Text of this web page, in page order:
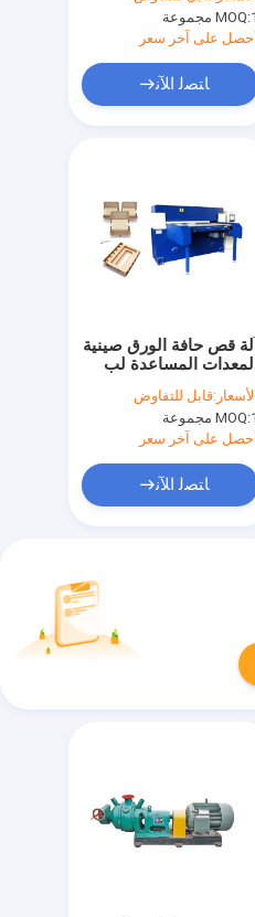
MOQ:1 مجموعة
أحصل على آخر سعر
ﺎﺘﺼﻟ ﺍﻶﻧ
آلة قص حافة الورق صينية
المعدات المساعدة لب
الورق
الأسعار:قابل للتفاوض
MOQ:1 مجموعة
أحصل على آخر سعر
ﺎﺘﺼﻟ ﺍﻶﻧ